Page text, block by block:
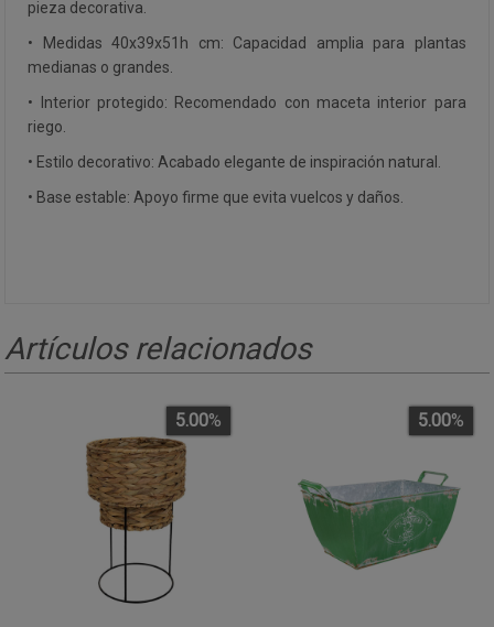
pieza decorativa.
• Medidas 40x39x51h cm: Capacidad amplia para plantas
medianas o grandes.
• Interior protegido: Recomendado con maceta interior para
riego.
• Estilo decorativo: Acabado elegante de inspiración natural.
• Base estable: Apoyo firme que evita vuelcos y daños.
Artículos relacionados
5.00% 5.00%